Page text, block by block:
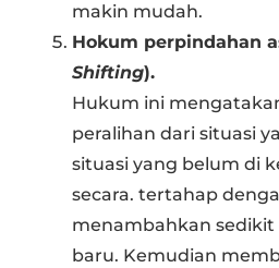
makin mudah.
Hokum perpindahan
Shifting).
Hukum ini
peralihan dari situasi
situasi yang belum di
secara. tertahap
menambahkan
baru. Kemudian